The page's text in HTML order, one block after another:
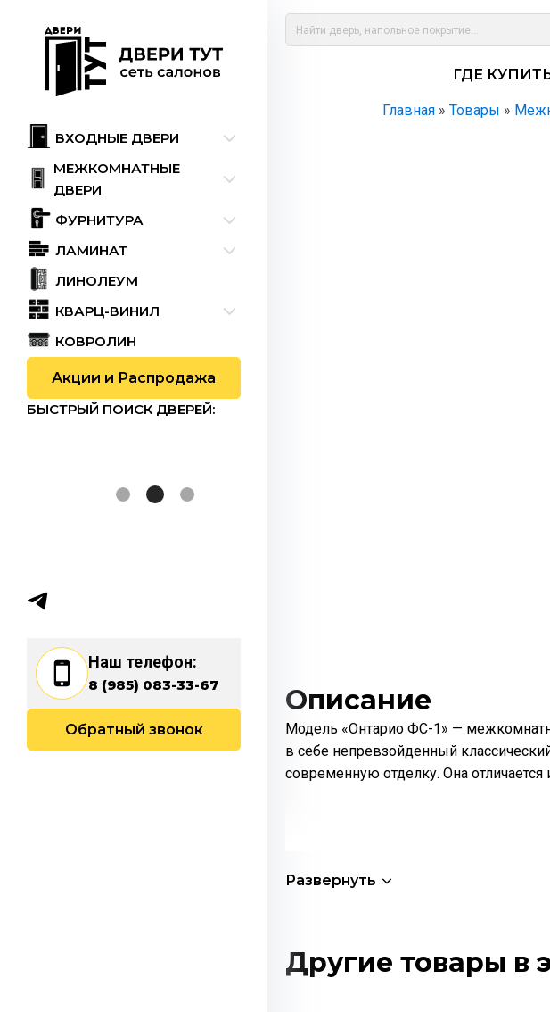
ВХОДНЫЕ ДВЕРИ
МЕЖКОМНАТНЫЕ
ДВЕРИ
ФУРНИТУРА
ЛАМИНАТ
ЛИНОЛЕУМ
КВАРЦ-ВИНИЛ
КОВРОЛИН
Акции и Распродажа
БЫСТРЫЙ ПОИСК ДВЕРЕЙ:
Наш телефон:
8 (985) 083-33-67
Обратный звонок
ГДЕ
Главная» Товары »
Описание
Модель «Онтарио ФС-1» —
в себе непревзойденный
современную отделку. Она
Развернуть
Другие товары в